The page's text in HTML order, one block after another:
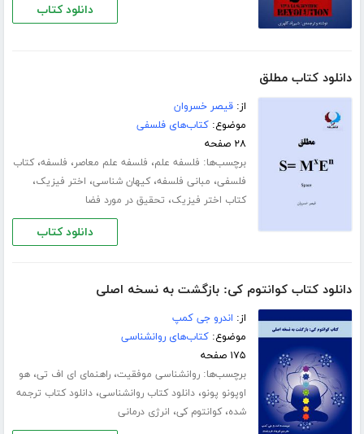
دانلود کتاب
دانلود کتاب مطلق
از:قیصر خسروان
موضوع:کتاب‌های فلسفی
۲۸ صفحه
برچسب‌ها: فلسفه علم، فلسفه علم معاصر، فلسفه،کتاب
فلسفی، مبانى فلسفه،کیهان شناسی، اختر فیزیک،
کتاب اختر فیزیک، تحقیق در مورد فضا
دانلود کتاب
دانلود کتاب کوانتوم کی: بازگشت به نسخه اصلی
از: اندرو جی کمپ
موضوع:کتاب‌های روانشناسی
۱۷۵ صفحه
برچسب‌ها:روانشناسی موفقیت،راهنمای ای اف تی،هو
اوپونو پونو،دانلود کتاب روانشناسی،دانلود کتاب ترجمه
شده،کوانتوم کی، انرژی درمانی